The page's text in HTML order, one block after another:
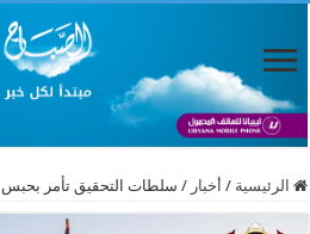
الرئيسية / أخبار / سلطات التحقيق تأمر بحبس